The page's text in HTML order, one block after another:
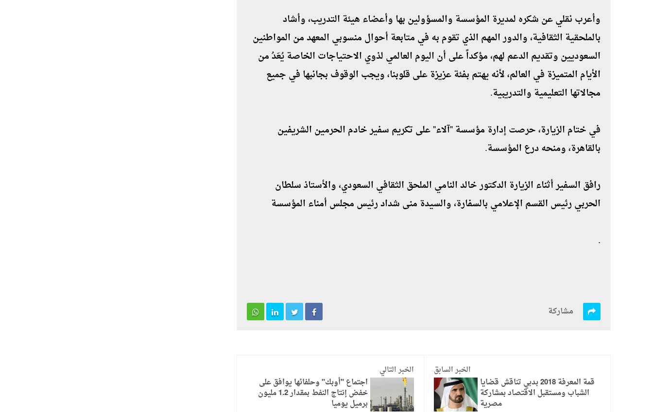
وأعرب نقلي عن شكره لمديرة المؤسسة والمسؤولين بها وأعضاء هيئة التدريب٬ وأشاد
بالملحقية الثقافية٬ والدور المهم الذي تقوم به في متابعة أحوال منسوبي المعهد من المواطنين
السعوديين وتقديم الدعم لهم٬ مؤكداً على أن اليوم العالمي لذوي الاحتياجات الخاصة يُعَدُ من
الأيام المتميزة في العالم، لأنه يهتم بفئة عزيزة على قلوبنا، ويجب الوقوف بجانبها في جميع
مجالاتها التعليمية والتدريبية.
في ختام الزيارة، حرصت إدارة مؤسسة "آلاء" على تكريم سفير خادم الحرمين الشريفين
بالقاهرة، ومنحه درع المؤسسة.
رافق السفير أثناء الزيارة الدكتور خالد النامي الملحق الثقافي السعودي٬ والأستاذ سلطان
الحربي رئيس القسم الإعلامي بالسفارة٬ والسيدة منى شداد رئيس مجلس أمناء المؤسسة
.
مشاركة
الخبر السابق
قمة المعرفة 2018 بدبي تناقش قضايا
الشباب ومستقبل الاقتصاد بمشاركة
مصرية
الخبر التالي
اجتماع "أوبك" وحلفائها يوافق على
خفض إنتاج النفط بمقدار 1.2 مليون
برميل يوميا